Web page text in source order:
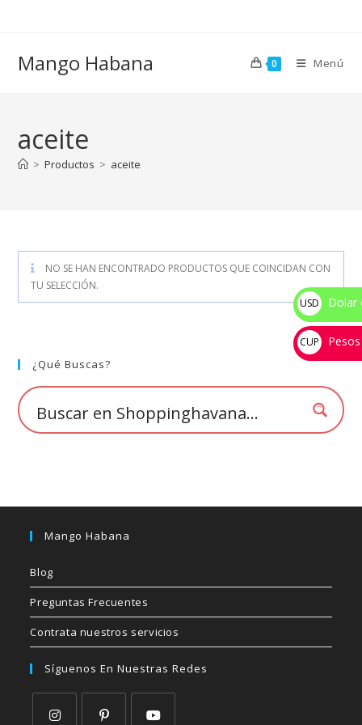
Mango Habana 0 Menú
aceite
> Productos > aceite
NO SE HAN ENCONTRADO PRODUCTOS QUE COINCIDAN CON
TU SELECCIÓN.
¿Qué Buscas?
Mango Habana
Blog
Preguntas Frecuentes
Contrata nuestros servicios
Síguenos En Nuestras Redes
USD
$
Dolar
CUP
💰
cup
Pesos